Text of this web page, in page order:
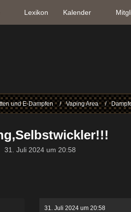
Lexikon Kalender
und E-Dampfen Vaping Area
31. Juli 2024 um 20:58
31. Juli 2024 um 20:58